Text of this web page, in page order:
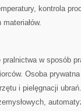
kontrola
w sposób
Osoba
i pielęgnacji